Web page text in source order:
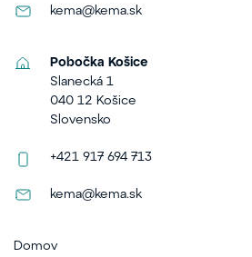
kema@kema.sk
Pobočka Košice
Slanecká 1
040 12 Košice
Slovensko
+421 917 694 713
kema@kema.sk
Domov